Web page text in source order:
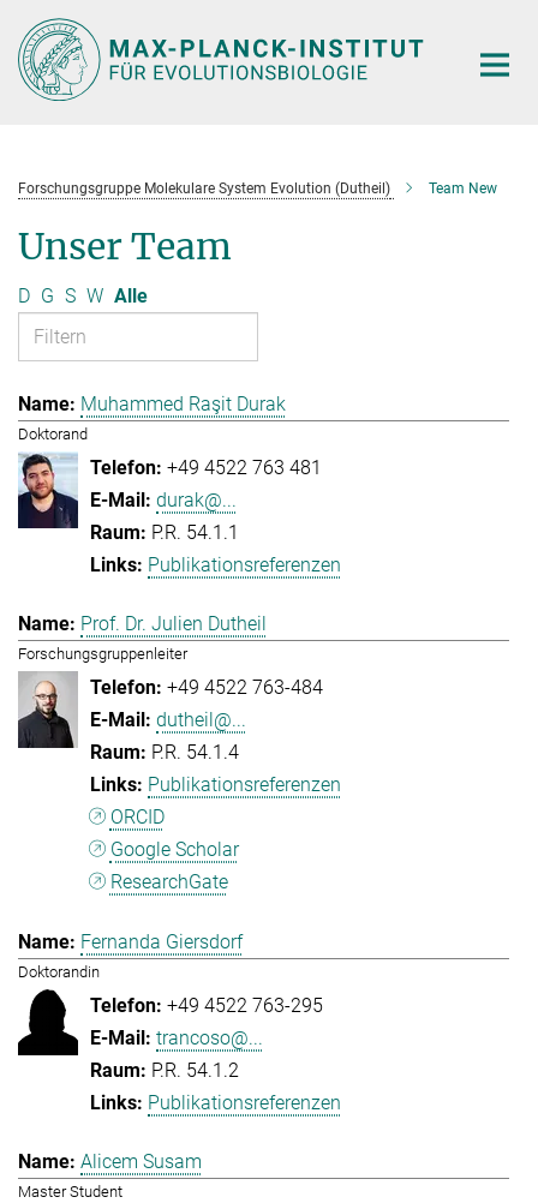
Hauptinhalt
Forschungsgruppe Molekulare System Evolution (Dutheil) Team New
Unser Team
D G S W Alle
Muhammed Raşit Durak
Doktorand
+49 4522 763 481
durak@...
P.R. 54.1.1
Publikationsreferenzen
Prof. Dr. Julien Dutheil
Forschungsgruppenleiter
+49 4522 763-484
dutheil@...
P.R. 54.1.4
Publikationsreferenzen
ORCID
Google Scholar
ResearchGate
Fernanda Giersdorf
Doktorandin
+49 4522 763-295
trancoso@...
P.R. 54.1.2
Publikationsreferenzen
Alicem Susam
Master Student